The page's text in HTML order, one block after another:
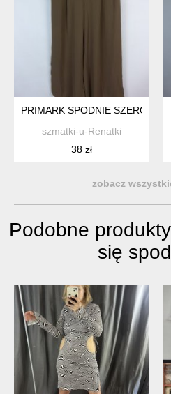
PRIMARK SPODNIE SZEROKIE
szmatki-u-Renatki
38 zł
zobacz
Podobne
się